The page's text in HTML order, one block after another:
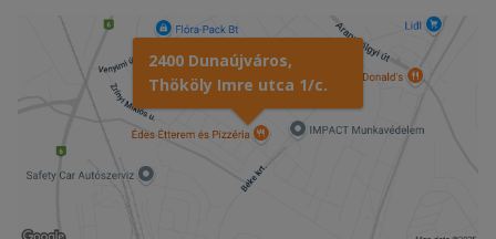
2400 Dunaújváros,
Thököly Imre utca 1/c.